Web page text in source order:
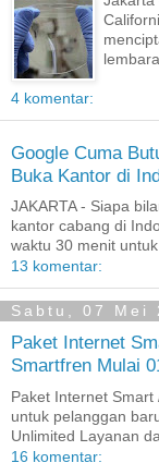
4 komentar:
Google Cuma
Buka Kantor di
JAKARTA - Siapa
kantor cabang di
waktu 30 menit
13 komentar:
Sabtu, 07 Mei
Paket Internet
Smartfren Mulai
Paket Internet
untuk pelanggan
Unlimited Layanan
16 komentar: